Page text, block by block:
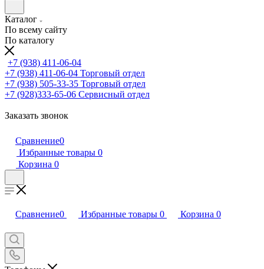
Каталог
По всему сайту
По каталогу
+7 (938) 411-06-04
+7 (938) 411-06-04 Торговый отдел
+7 (938) 505-33-35 Торговый отдел
+7 (928)333-65-06 Сервисный отдел
Заказать звонок
Сравнение0
Избранные товары 0
Корзина 0
Сравнение0 Избранные товары 0 Корзина 0